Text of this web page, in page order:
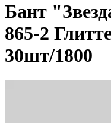
Бант
865-2
30шт/1800